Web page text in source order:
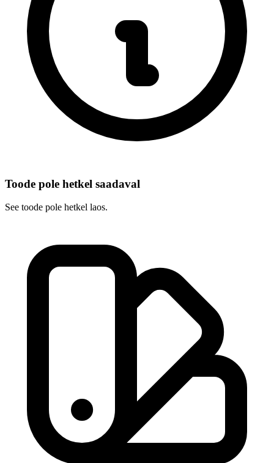
Toode pole hetkel saadaval
See toode pole hetkel laos.